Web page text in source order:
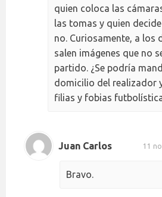
quien coloca las
las tomas y quien
no. Curiosamente, a los
salen imágenes que no
partido. ¿Se podría
domicilio del realizador
filias y fobias
Juan Carlos 11
Bravo.